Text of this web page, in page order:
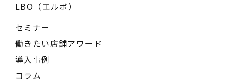
LBO（エルボ）
セミナー
働きたい店舗アワード
導入事例
コラム